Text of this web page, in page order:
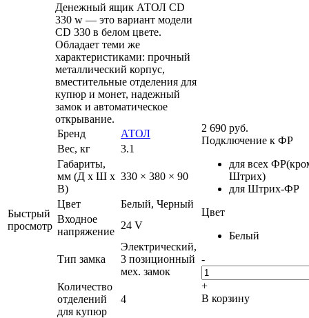
Быстрый
просмотр
Денежный ящик АТОЛ CD
330 w — это вариант модели
CD 330 в белом цвете.
Обладает теми же
характеристиками: прочный
металлический корпус,
вместительные отделения для
купюр и монет, надежный
замок и автоматическое
открывание.
Бренд
АТОЛ
Вес, кг
3.1
Габариты,
мм (Д x Ш x
В)
330 × 380 × 90
Цвет
Белый, Черный
Входное
напряжение
24 V
Тип замка
Электрический,
3 позиционный
мех. замок
Количество
отделений
для купюр
4
2 690 руб.
Подключение к ФР
для всех
Штрих)
для Штрих-ФР
Цвет
Белый
-
+
В корзину